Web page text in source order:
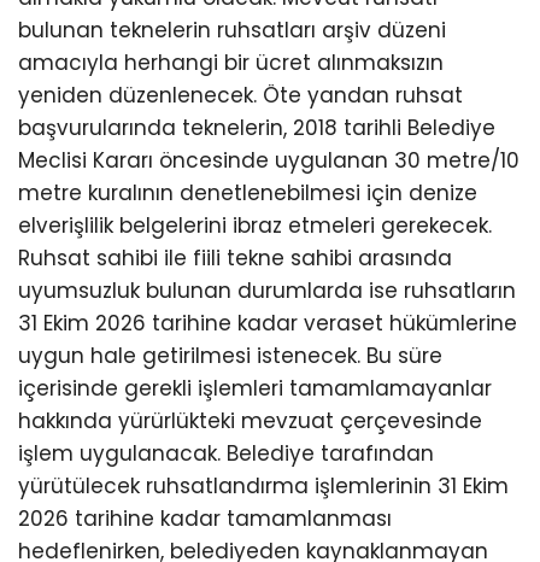
bulunan teknelerin ruhsatları arşiv düzeni
amacıyla herhangi bir ücret alınmaksızın
yeniden düzenlenecek. Öte yandan ruhsat
başvurularında teknelerin, 2018 tarihli Belediye
Meclisi Kararı öncesinde uygulanan 30 metre/10
metre kuralının denetlenebilmesi için denize
elverişlilik belgelerini ibraz etmeleri gerekecek.
Ruhsat sahibi ile fiili tekne sahibi arasında
uyumsuzluk bulunan durumlarda ise ruhsatların
31 Ekim 2026 tarihine kadar veraset hükümlerine
uygun hale getirilmesi istenecek. Bu süre
içerisinde gerekli işlemleri tamamlamayanlar
hakkında yürürlükteki mevzuat çerçevesinde
işlem uygulanacak. Belediye tarafından
yürütülecek ruhsatlandırma işlemlerinin 31 Ekim
2026 tarihine kadar tamamlanması
hedeflenirken, belediyeden kaynaklanmayan